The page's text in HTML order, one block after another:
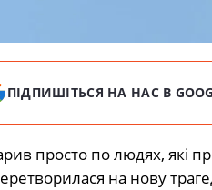
ПІДПИШІТЬСЯ НА НАС В
просто по людях,
на нову